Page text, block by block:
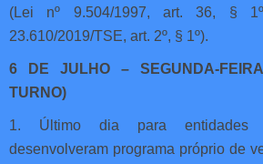
(Lei nº 9.504/1997, art. 36, §
23.610/2019/TSE, art. 2º, § 1º).
6 DE JULHO – SEGUNDA-
TURNO)
1. Último dia para entidades
desenvolveram programa próprio de